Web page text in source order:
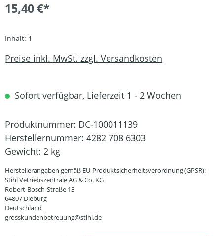
15,40 €*
Inhalt: 1
Preise inkl. MwSt. zzgl. Versandkosten
Sofort verfügbar, Lieferzeit 1 - 2 Wochen
Produktnummer: DC-100011139
Herstellernummer: 4282 708 6303
Gewicht: 2 kg
Herstellerangaben gemäß EU-Produktsicherheitsverordnung (GPSR):
Stihl Vetriebszentrale AG & Co. KG
Robert-Bosch-Straße 13
64807 Dieburg
Deutschland
grosskundenbetreuung@stihl.de